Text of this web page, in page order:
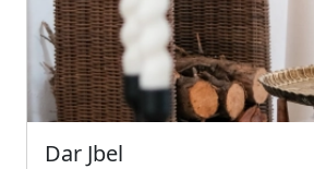
Dar Jbel